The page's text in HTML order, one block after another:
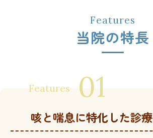
当院の特長
咳と喘息に特化した診療